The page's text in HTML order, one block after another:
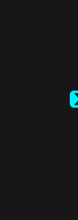
Español